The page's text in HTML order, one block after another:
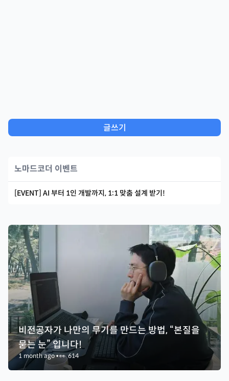
글쓰기
노마드코더 이벤트
[EVENT] AI 부터 1인 개발까지, 1:1 맞춤 설계 받기!
비전공자가 나만의 무기를 만드는 방법, “본질을
묻는 눈” 입니다!
1 month ago•👀614